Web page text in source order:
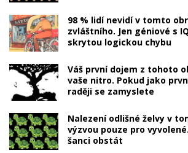
98 % lidí nevidí v tomto
zvláštního. Jen géniové s
skrytou logickou chybu
Váš první dojem z tohoto
vaše nitro. Pokud jako
raději se zamyslete
Nalezení odlišné želvy v
výzvou pouze pro
šanci obstát